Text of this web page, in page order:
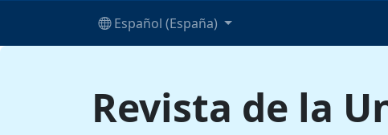
Español (España)
Revista de la